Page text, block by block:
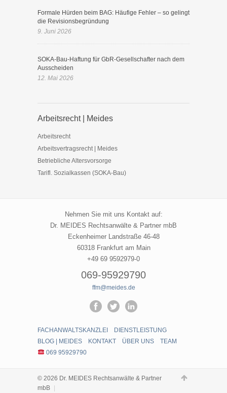
Formale Hürden beim BAG: Häufige Fehler – so gelingt
die Revisionsbegründung
9. Juni 2026
SOKA-Bau-Haftung für GbR-Gesellschafter nach dem
Ausscheiden
12. Mai 2026
Arbeitsrecht | Meides
Arbeitsrecht
Arbeitsvertragsrecht | Meides
Betriebliche Altersvorsorge
Tarifl. Sozialkassen (SOKA-Bau)
Nehmen Sie mit uns Kontakt auf:
Dr. MEIDES Rechtsanwälte & Partner mbB
Eckenheimer Landstraße 46-48
60318 Frankfurt am Main
+49 69 9592979-0
069-95929790
ffm@meides.de
FACHANWALTSKANZLEI
DIENSTLEISTUNG
BLOG | MEIDES
KONTAKT ÜBER UNS
TEAM
069 95929790
© 2026 Dr. MEIDES Rechtsanwälte & Partner
mbB